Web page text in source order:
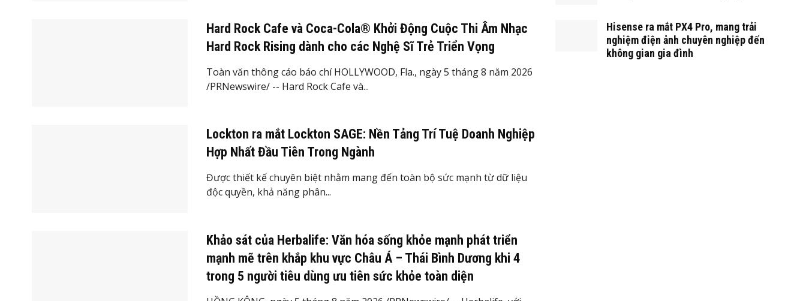
Hard Rock Cafe và Coca-Cola® Khởi Động Cuộc Thi Âm Nhạc
Hard Rock Rising dành cho các Nghệ Sĩ Trẻ Triển Vọng
Toàn văn thông cáo báo chí HOLLYWOOD, Fla., ngày 5 tháng 8 năm 2026
/PRNewswire/ -- Hard Rock Cafe và...
Lockton ra mắt Lockton SAGE: Nền Tảng Trí Tuệ Doanh Nghiệp
Hợp Nhất Đầu Tiên Trong Ngành
Được thiết kế chuyên biệt nhằm mang đến toàn bộ sức mạnh từ dữ liệu
độc quyền, khả năng phân...
Khảo sát của Herbalife: Văn hóa sống khỏe mạnh phát triển
mạnh mẽ trên khắp khu vực Châu Á – Thái Bình Dương khi 4
trong 5 người tiêu dùng ưu tiên sức khỏe toàn diện
Hisense ra mắt PX4 Pro, mang trải
nghiệm điện ảnh chuyên nghiệp đến
không gian gia đình